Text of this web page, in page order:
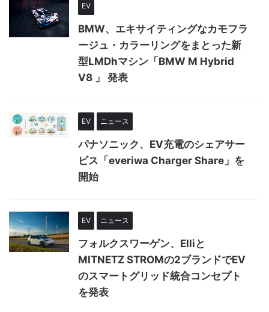
EV
BMW、エキサイティングなカモフラ
ージュ・カラーリングをまとった新
型LMDhマシン「BMW M Hybrid
V8 」 発表
EV ニュース
パナソニック、EV充電のシェアサー
ビス「everiwa Charger Share」を
開始
EV ニュース
フォルクスワーゲン、Elliと
MITNETZ STROMの2ブランドでEV
のスマートグリッド統合コンセプト
を発表